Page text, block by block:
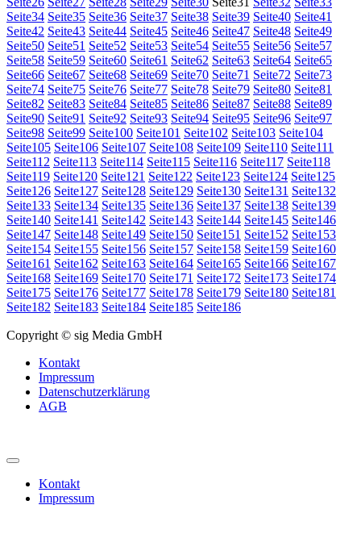
Seite34 Seite35 Seite36 Seite37 Seite38 Seite39 Seite40 Seite41
Seite42 Seite43 Seite44 Seite45 Seite46 Seite47 Seite48 Seite49
Seite50 Seite51 Seite52 Seite53 Seite54 Seite55 Seite56 Seite57
Seite58 Seite59 Seite60 Seite61 Seite62 Seite63 Seite64 Seite65
Seite66 Seite67 Seite68 Seite69 Seite70 Seite71 Seite72 Seite73
Seite74 Seite75 Seite76 Seite77 Seite78 Seite79 Seite80 Seite81
Seite82 Seite83 Seite84 Seite85 Seite86 Seite87 Seite88 Seite89
Seite90 Seite91 Seite92 Seite93 Seite94 Seite95 Seite96 Seite97
Seite98 Seite99 Seite100 Seite101 Seite102 Seite103 Seite104
Seite105 Seite106 Seite107 Seite108 Seite109 Seite110 Seite111
Seite112 Seite113 Seite114 Seite115 Seite116 Seite117 Seite118
Seite119 Seite120 Seite121 Seite122 Seite123 Seite124 Seite125
Seite126 Seite127 Seite128 Seite129 Seite130 Seite131 Seite132
Seite133 Seite134 Seite135 Seite136 Seite137 Seite138 Seite139
Seite140 Seite141 Seite142 Seite143 Seite144 Seite145 Seite146
Seite147 Seite148 Seite149 Seite150 Seite151 Seite152 Seite153
Seite154 Seite155 Seite156 Seite157 Seite158 Seite159 Seite160
Seite161 Seite162 Seite163 Seite164 Seite165 Seite166 Seite167
Seite168 Seite169 Seite170 Seite171 Seite172 Seite173 Seite174
Seite175 Seite176 Seite177 Seite178 Seite179 Seite180 Seite181
Seite182 Seite183 Seite184 Seite185 Seite186
Copyright © sig Media GmbH
Kontakt
Impressum
Datenschutzerklärung
AGB
Kontakt
Impressum